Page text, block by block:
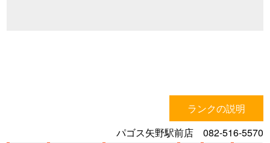
ランクの説明
パゴス矢野駅前店 082-516-5570